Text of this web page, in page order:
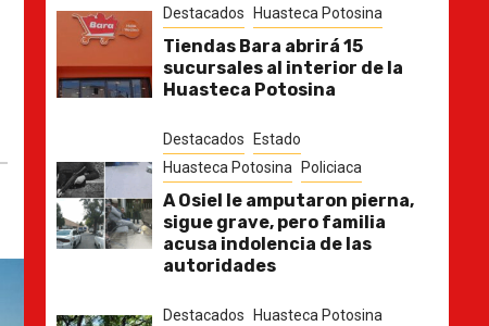
Destacados Huasteca Potosina
Tiendas Bara abrirá 15
sucursales al interior de la
Huasteca Potosina
Destacados
Estado
Huasteca Potosina
Policiaca
A Osiel le amputaron pierna,
sigue grave, pero familia
acusa indolencia de las
autoridades
Destacados
Huasteca Potosina